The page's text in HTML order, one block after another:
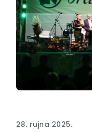
28. rujna 2025.